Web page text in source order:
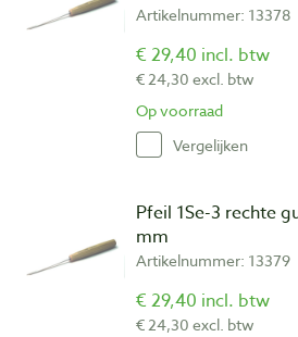
Artikelnummer: 13378
€ 29,40 incl. btw
€ 24,30 excl. btw
Op voorraad
Vergelijken
Pfeil 1Se-3 rechte
mm
Artikelnummer: 13379
€ 29,40 incl. btw
€ 24,30 excl. btw